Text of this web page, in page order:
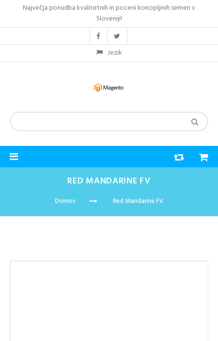
Največja ponudba kvalitetnih in poceni konopljinih semen v
Sloveniji!
Jezik
RED MANDARINE FV
Domov Red Mandarine FV